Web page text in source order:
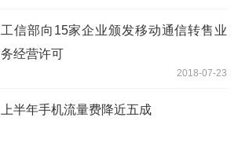
工信部向15家企业颁发移动通信转售业
务经营许可
2018-07-23
上半年手机流量费降近五成